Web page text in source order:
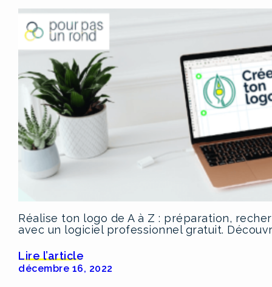
Réalise ton logo de A à Z : préparation,
avec un logiciel professionnel gratuit.
Lire l’article
décembre 16, 2022